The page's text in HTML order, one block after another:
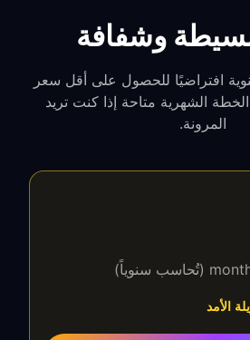
وشفافة
افتراضيًا للحصول على أقل سعر
الشهرية متاحة إذا كنت تريد
المرونة.
الأمد